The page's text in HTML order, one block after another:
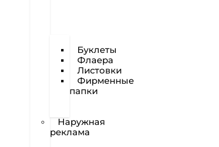
Буклеты
Флаера
Листовки
Фирменные
папки
Наружная
реклама